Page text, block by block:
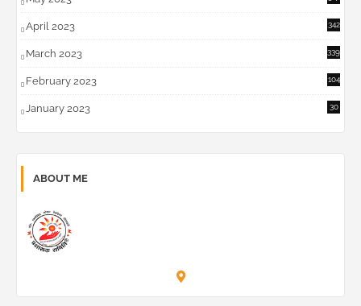
April 2023 342
March 2023 339
February 2023 104
January 2023 30
ABOUT ME